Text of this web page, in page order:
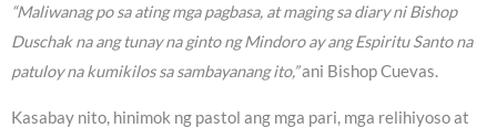
“Maliwanag po sa ating mga pagbasa, at maging sa diary ni Bishop
Duschak na ang tunay na ginto ng Mindoro ay ang Espiritu Santo na
patuloy na kumikilos sa sambayanang ito,”ani Bishop Cuevas.
Kasabay nito, hinimok ng pastol ang mga pari, mga relihiyoso at